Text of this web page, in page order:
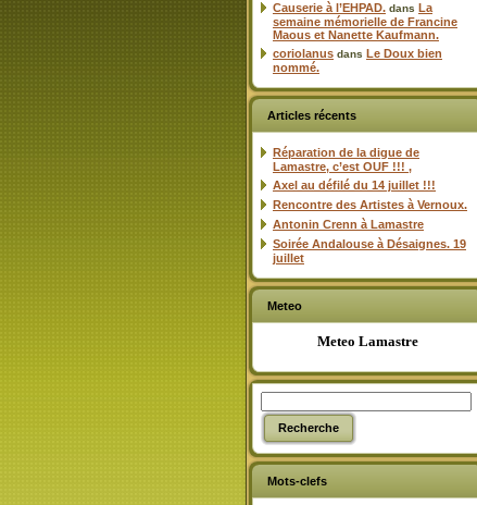
Causerie à l’EHPAD. dans La
semaine mémorielle de Francine
Maous et Nanette Kaufmann.
coriolanus dans Le Doux bien
nommé.
Articles récents
Réparation de la digue de
Lamastre, c’est OUF !!! ,
Axel au défilé du 14 juillet !!!
Rencontre des Artistes à Vernoux.
Antonin Crenn à Lamastre
Soirée Andalouse à Désaignes. 19
juillet
Meteo
Meteo Lamastre
Mots-clefs